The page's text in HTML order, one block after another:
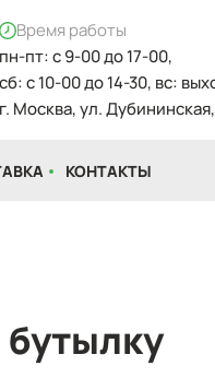
Время работы
пн-пт: с 9-00 до 17-00,
сб: с 10-00 до 14-30, вс:
г. Москва, ул.
КОНТАКТЫ